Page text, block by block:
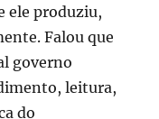
ele produziu,
Falou que
governo
leitura,
do